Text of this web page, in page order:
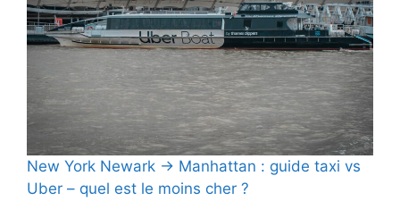
New York Newark → Manhattan : guide taxi vs
Uber – quel est le moins cher ?